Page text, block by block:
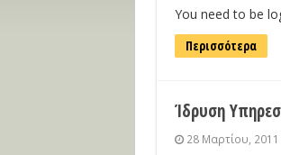
You need to be
Περισσότερα
Ίδρυση
28 Μαρτίου, 2011